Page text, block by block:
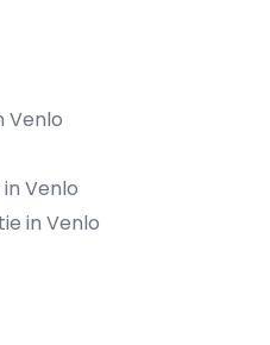
Venlo
Venlo
in Venlo